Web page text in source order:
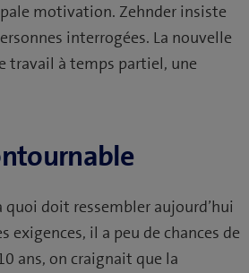
motivation. Zehnder insiste
interrogées. La nouvelle
travail à temps partiel, une
quoi doit ressembler aujourd’hui
exigences, il a peu de chances de
ans, on craignait que la